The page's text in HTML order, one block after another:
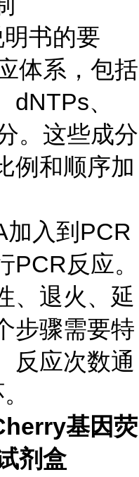
书的要
体系，包括
dNTPs、
。这些成分
例和顺序加
入到PCR
PCR反应。
、退火、延
步骤需要特
反应次数通
基因荧
剂盒